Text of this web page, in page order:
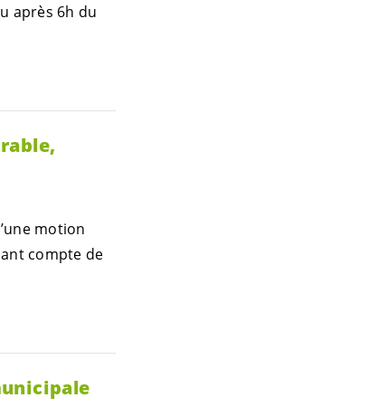
après 6h du
motion
compte de